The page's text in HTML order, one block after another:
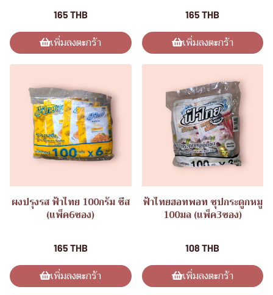
165 THB
เพิ่มลงตะกร้า
165 THB
เพิ่มลงตะกร้า
ผงปรุงรส ฟ้าไทย 100กรัม ชีส
(แพ็ค6ซอง)
165 THB
เพิ่มลงตะกร้า
ฟ้าไทยฮอทพอท ซุปกระดูกหมู
100มล (แพ็ค3ซอง)
108 THB
เพิ่มลงตะกร้า